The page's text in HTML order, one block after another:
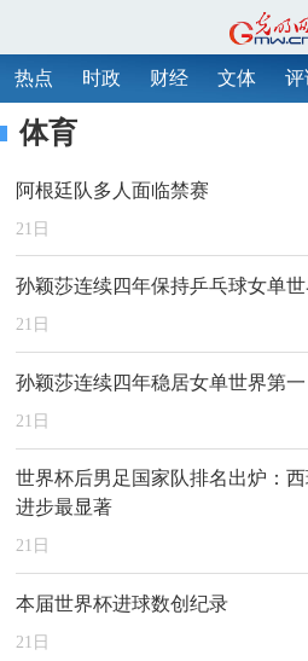
热点 时政 财经 文体 评
体育
阿根廷队多人面临禁赛
21 日
孙颖莎连续四年保持乒乓球女单
21 日
孙颖莎连续四年稳居女单世界第一
21 日
世界杯后男足国家队排名出炉：
进步最显著
21 日
本届世界杯进球数创纪录
21 日